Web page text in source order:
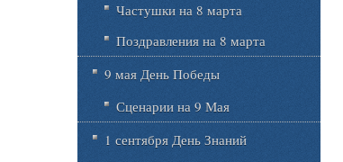
Частушки на 8 марта
Поздравления на 8 марта
9 мая День Победы
Сценарии на 9 Мая
1 сентября День Знаний